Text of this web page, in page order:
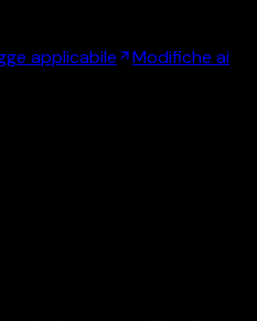
applicabile
Modifiche ai